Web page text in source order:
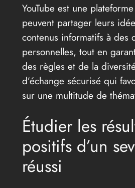
YouTube est une
peuvent partager leurs
contenus informatifs à des
personnelles, tout en
des règles et de la
d’échange sécurisé qui
sur une multitude de
Étudier les
positifs d’un
réussi